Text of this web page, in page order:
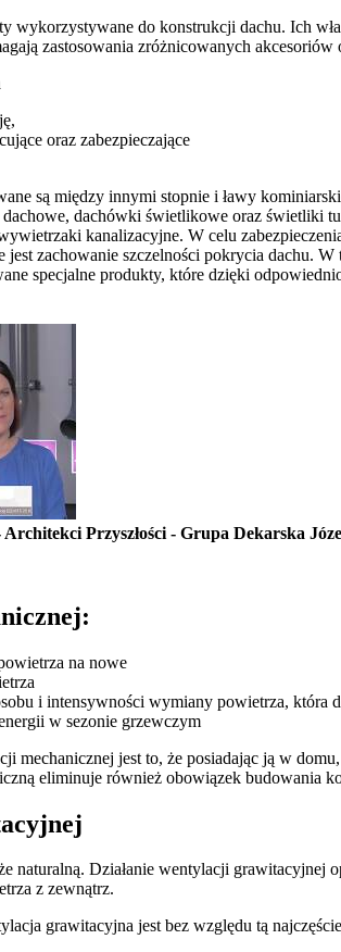
wykorzystywane do konstrukcji dachu. Ich
zastosowania zróżnicowanych
oraz zabezpieczające
są między innymi stopnie i ławy
dachówki świetlikowe oraz świetliki
kanalizacyjne. W celu
zachowanie szczelności pokrycia dachu.
specjalne produkty, które dzięki
Przyszłości - Grupa Dekarska
na nowe
i intensywności wymiany powietrza, która
w sezonie grzewczym
mechanicznej jest to, że posiadając ją w
eliminuje również obowiązek budowania
naturalną. Działanie wentylacji
z zewnątrz.
grawitacyjna jest bez względu tą